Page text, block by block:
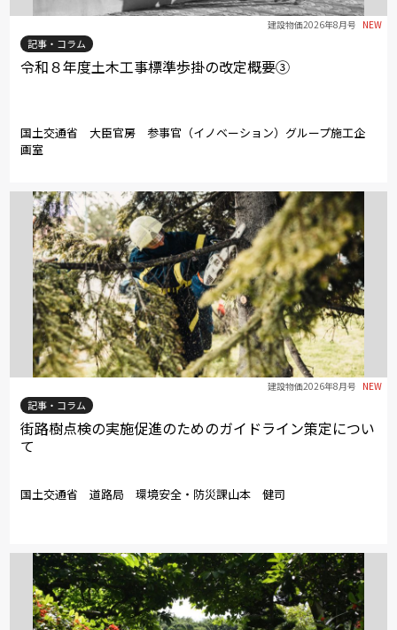
建設物価2026年8月号 NEW
記事・コラム
令和８年度土木工事標準歩掛の改定概要③
国土交通省 大臣官房 参事官（イノベーション）グループ施工企
画室
建設物価2026年8月号 NEW
記事・コラム
街路樹点検の実施促進のためのガイドライン策定につい
て
国土交通省 道路局 環境安全・防災課山本 健司